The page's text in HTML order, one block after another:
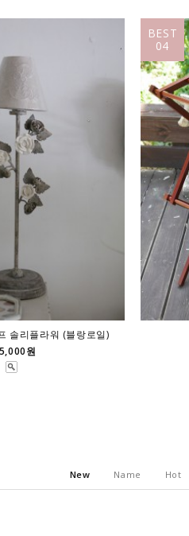
솔리플라워 (블랑로일)
원
BEST
04
New Name Hot